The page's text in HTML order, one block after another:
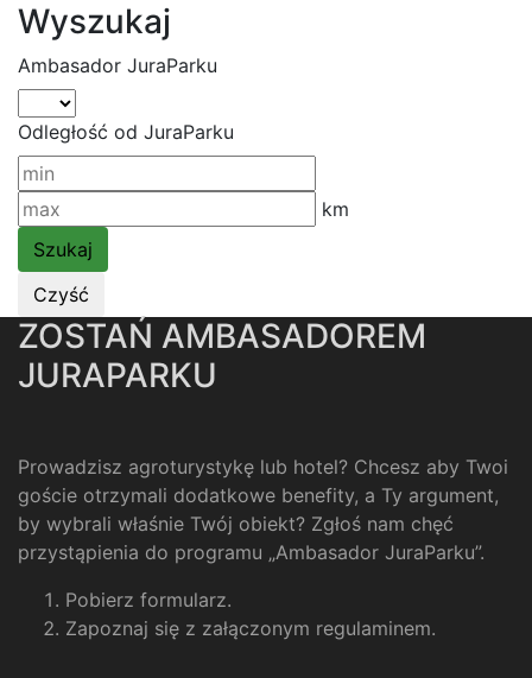
Wyszukaj
Ambasador JuraParku
Odległość od JuraParku
km
ZOSTAŃ AMBASADOREM
JURAPARKU
Prowadzisz agroturystykę lub hotel? Chcesz aby Twoi
goście otrzymali dodatkowe benefity, a Ty argument,
by wybrali właśnie Twój obiekt? Zgłoś nam chęć
przystąpienia do programu „Ambasador JuraParku”.
Pobierz formularz.
Zapoznaj się z załączonym regulaminem.